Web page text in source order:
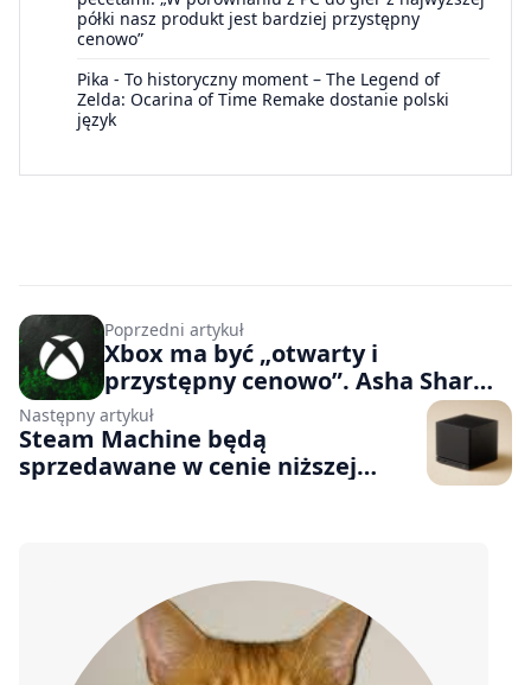
półki nasz produkt jest bardziej przystępny
cenowo”
Pika - To historyczny moment – The Legend of
Zelda: Ocarina of Time Remake dostanie polski
język
Poprzedni artykuł
Xbox ma być „otwarty i
przystępny cenowo”. Asha Sharma
tłumaczy swoją wizję marki
Następny artykuł
Steam Machine będą
sprzedawane w cenie niższej